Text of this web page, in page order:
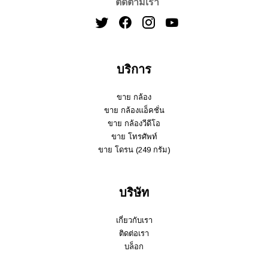
บริการ
ขาย กล้อง
ขาย กล้องแอ็คชั่น
ขาย กล้องวีดีโอ
ขาย โทรศัพท์
ขาย โดรน (249 กรัม)
บริษัท
เกี่ยวกับเรา
ติดต่อเรา
บล็อก